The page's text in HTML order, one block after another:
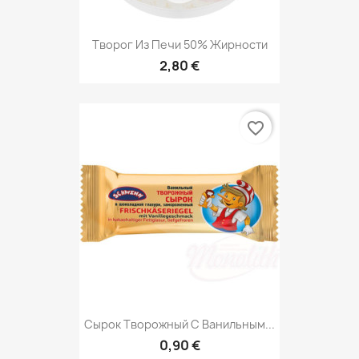
Творог Из Печи 50% Жирности
2,80 €
Сырок Творожный C Ванильным...
0,90 €
favorite_border